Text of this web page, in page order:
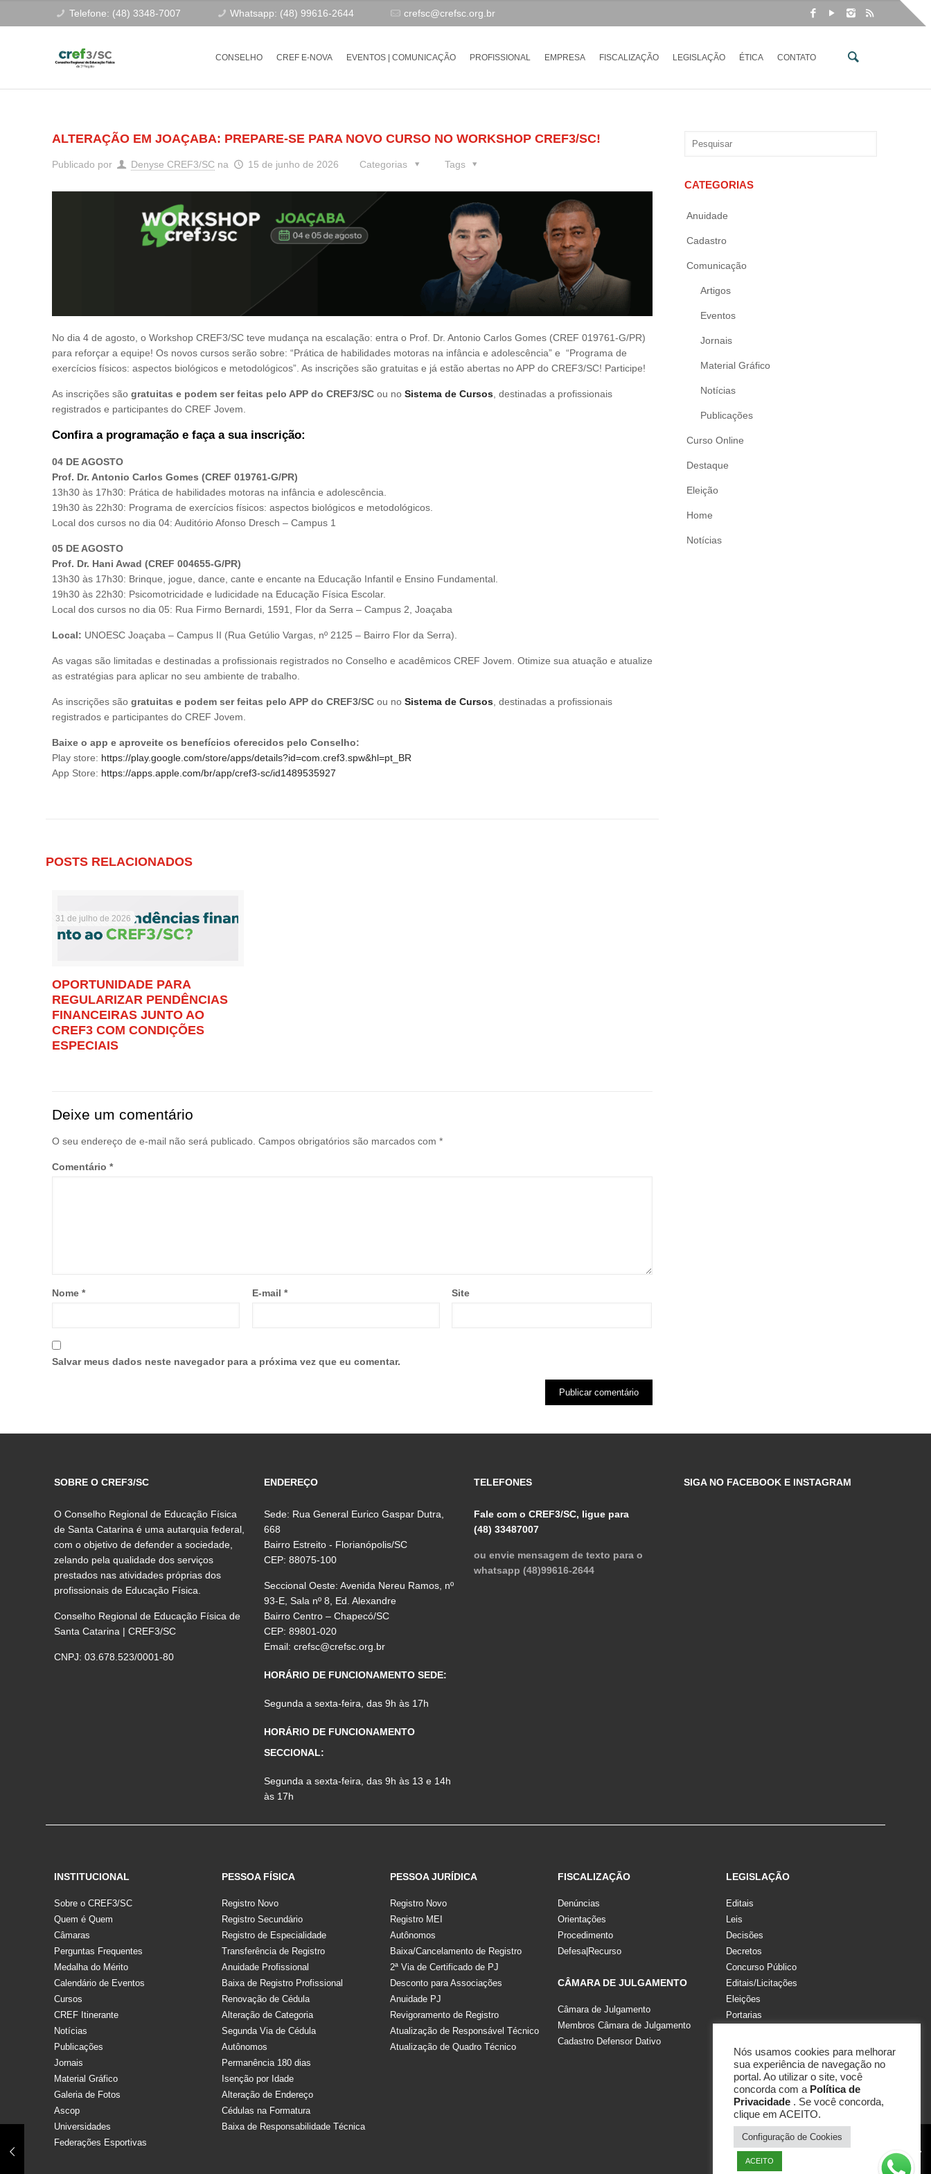
Telefone: (48) 3348-7007 Whatsapp: (48) 99616-2644 crefsc@crefsc.org.br
CONSELHO CREF E-NOVA EVENTOS | COMUNICAÇÃO PROFISSIONAL EMPRESA FISCALIZAÇÃO LEGISLAÇÃO ÉTICA CONTATO
ALTERAÇÃO EM JOAÇABA: PREPARE-SE PARA NOVO CURSO NO WORKSHOP CREF3/SC!
Publicado por Denyse CREF3/SC na 15 de junho de 2026 Categorias Tags
No dia 4 de agosto, o Workshop CREF3/SC teve mudança na escalação: entra o Prof. Dr. Antonio Carlos Gomes (CREF 019761-G/PR)
para reforçar a equipe! Os novos cursos serão sobre: “Prática de habilidades motoras na infância e adolescência” e “Programa de
exercícios físicos: aspectos biológicos e metodológicos”. As inscrições são gratuitas e já estão abertas no APP do CREF3/SC! Participe!
As inscrições são gratuitas e podem ser feitas pelo APP do CREF3/SCou no Sistema de Cursos, destinadas a profissionais
registrados e participantes do CREF Jovem.
Confira a programação e faça a sua inscrição:
04 DE AGOSTO
Prof. Dr. Antonio Carlos Gomes (CREF 019761-G/PR)
13h30 às 17h30: Prática de habilidades motoras na infância e adolescência.
19h30 às 22h30: Programa de exercícios físicos: aspectos biológicos e metodológicos.
Local dos cursos no dia 04: Auditório Afonso Dresch – Campus 1
05 DE AGOSTO
Prof. Dr. Hani Awad (CREF 004655-G/PR)
13h30 às 17h30: Brinque, jogue, dance, cante e encante na Educação Infantil e Ensino Fundamental.
19h30 às 22h30: Psicomotricidade e ludicidade na Educação Física Escolar.
Local dos cursos no dia 05: Rua Firmo Bernardi, 1591, Flor da Serra – Campus 2, Joaçaba
Local: UNOESC Joaçaba – Campus II (Rua Getúlio Vargas, nº 2125 – Bairro Flor da Serra).
As vagas são limitadas e destinadas a profissionais registrados no Conselho e acadêmicos CREF Jovem. Otimize sua atuação e atualize
as estratégias para aplicar no seu ambiente de trabalho.
As inscrições são gratuitas e podem ser feitas pelo APP do CREF3/SCou no Sistema de Cursos, destinadas a profissionais
registrados e participantes do CREF Jovem.
Baixe o app e aproveite os benefícios oferecidos pelo Conselho:
Play store: https://play.google.com/store/apps/details?id=com.cref3.spw&hl=pt_BR
App Store: https://apps.apple.com/br/app/cref3-sc/id1489535927
POSTS RELACIONADOS
31 de julho de 2026
OPORTUNIDADE PARA
REGULARIZAR PENDÊNCIAS
FINANCEIRAS JUNTO AO
CREF3 COM CONDIÇÕES
ESPECIAIS
Deixe um comentário
O seu endereço de e-mail não será publicado. Campos obrigatórios são marcados com *
Comentário *
Nome * E-mail * Site
Salvar meus dados neste navegador para a próxima vez que eu comentar.
CATEGORIAS
Anuidade
Cadastro
Comunicação
Artigos
Eventos
Jornais
Material Gráfico
Notícias
Publicações
Curso Online
Destaque
Eleição
Home
Notícias
SOBRE O CREF3/SC
O Conselho Regional de Educação Física
de Santa Catarina é uma autarquia federal,
com o objetivo de defender a sociedade,
zelando pela qualidade dos serviços
prestados nas atividades próprias dos
profissionais de Educação Física.
Conselho Regional de Educação Física de
Santa Catarina | CREF3/SC
CNPJ: 03.678.523/0001-80
ENDEREÇO
Sede: Rua General Eurico Gaspar Dutra,
668
Bairro Estreito - Florianópolis/SC
CEP: 88075-100
Seccional Oeste: Avenida Nereu Ramos, nº
93-E, Sala nº 8, Ed. Alexandre
Bairro Centro – Chapecó/SC
CEP: 89801-020
Email:crefsc@crefsc.org.br
HORÁRIO DE FUNCIONAMENTO SEDE:
Segunda a sexta-feira, das 9h às 17h
HORÁRIO DE FUNCIONAMENTO
SECCIONAL:
Segunda a sexta-feira, das 9h às 13 e 14h
às 17h
TELEFONES
Fale com o CREF3/SC, ligue para
(48) 33487007
ou envie mensagem de texto para o
whatsapp (48)99616-2644
SIGA NO FACEBOOK E INSTAGRAM
INSTITUCIONAL
Sobre o CREF3/SC
Quem é Quem
Câmaras
Perguntas Frequentes
Medalha do Mérito
Calendário de Eventos
Cursos
CREF Itinerante
Notícias
Publicações
Jornais
Material Gráfico
Galeria de Fotos
Ascop
Universidades
Federações Esportivas
PESSOA FÍSICA
Registro Novo
Registro Secundário
Registro de Especialidade
Transferência de Registro
Anuidade Profissional
Baixa de Registro Profissional
Renovação de Cédula
Alteração de Categoria
Segunda Via de Cédula
Autônomos
Permanência 180 dias
Isenção por Idade
Alteração de Endereço
Cédulas na Formatura
Baixa de Responsabilidade Técnica
PESSOA JURÍDICA
Registro Novo
Registro MEI
Autônomos
Baixa/Cancelamento de Registro
2ª Via de Certificado de PJ
Desconto para Associações
Anuidade PJ
Revigoramento de Registro
Atualização de Responsável Técnico
Atualização de Quadro Técnico
FISCALIZAÇÃO
Denúncias
Orientações
Procedimento
Defesa|Recurso
CÂMARA DE JULGAMENTO
Câmara de Julgamento
Membros Câmara de Julgamento
Cadastro Defensor Dativo
LEGISLAÇÃO
Editais
Leis
Decisões
Decretos
Concurso Público
Editais/Licitações
Eleições
Portarias
Resoluções
Nós usamos cookies para melhorar
sua experiência de navegação no
portal. Ao utilizar o site, você
concorda com a Política de
Privacidade . Se você concorda,
clique em ACEITO.
Configuração de Cookies
ACEITO